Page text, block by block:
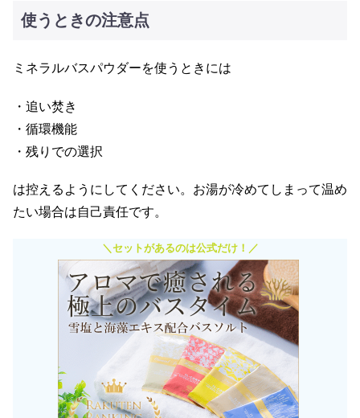
使うときの注意点
ミネラルバスパウダーを使うときには
・追い焚き
・循環機能
・残りでの選択
は控えるようにしてください。お湯が冷めてしまって温め
たい場合は自己責任です。
＼セットがあるのは公式だけ！／